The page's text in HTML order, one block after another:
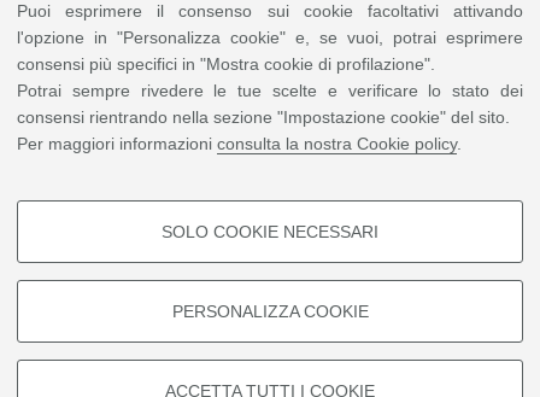
Puoi esprimere il consenso sui cookie facoltativi attivando
l'opzione in "Personalizza cookie" e, se vuoi, potrai esprimere
consensi più specifici in "Mostra cookie di profilazione".
Potrai sempre rivedere le tue scelte e verificare lo stato dei
consensi rientrando nella sezione "Impostazione cookie" del sito.
Per maggiori informazioni consulta la nostra Cookie policy.
COOKIE DI PROFILAZIONE -
FACOLTATIVI
SOLO COOKIE NECESSARI
PERSONALIZZA COOKIE
ACCETTA TUTTI I COOKIE
Mattia Mirandola - Project Leader
Entra in contatto con il team
mattia.mirandola@studio.unibo.it
Il 9 aprile partecipa online su Teams
2026 - ALMA MATER STUDIORUM - Università di Bologna - Via Zamboni, 33